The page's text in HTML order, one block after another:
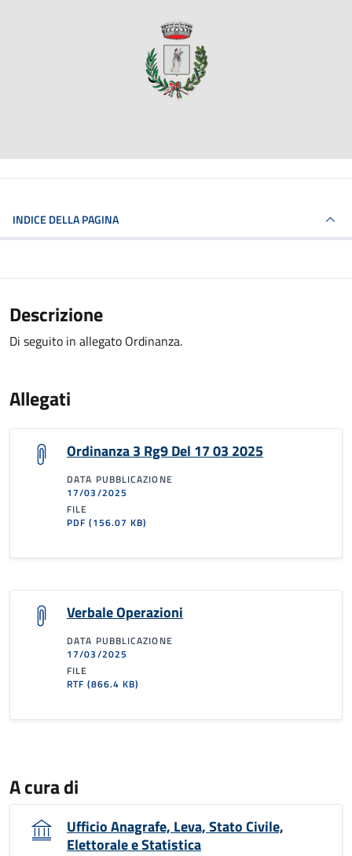
INDICE DELLA PAGINA
Descrizione
Di seguito in allegato Ordinanza.
Allegati
Ordinanza 3 Rg9 Del 17 03 2025
DATA PUBBLICAZIONE
17/03/2025
FILE
PDF(156.07 KB)
Verbale Operazioni
DATA PUBBLICAZIONE
17/03/2025
FILE
RTF(866.4 KB)
A cura di
Ufficio Anagrafe, Leva, Stato Civile,
Elettorale e Statistica